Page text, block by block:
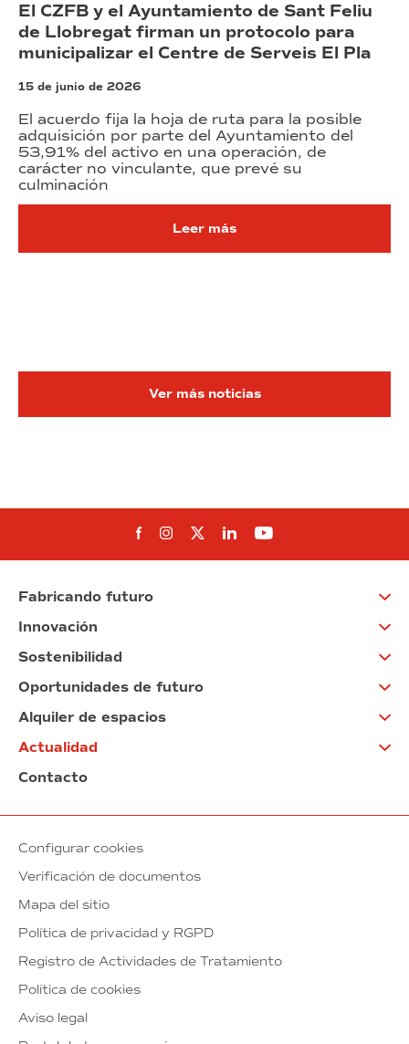
El CZFB y el Ayuntamiento de Sant Feliu
de Llobregat firman un protocolo para
municipalizar el Centre de Serveis El Pla
15 de junio de 2026
El acuerdo fija la hoja de ruta para la posible
adquisición por parte del Ayuntamiento del
53,91% del activo en una operación, de
carácter no vinculante, que prevé su
culminación
Leer más
Ver más noticias
Síguenos en Facebook
Síguenos en Instagram
Síguenos en Twitter
Síguenos en Linkedin
Síguenos en
Fabricando futuro
Innovación
Sostenibilidad
Oportunidades de futuro
Alquiler de espacios
Actualidad
Contacto
Configurar cookies
Verificación de documentos
Mapa del sitio
Política de privacidad y RGPD
Registro de Actividades de Tratamiento
Política de cookies
Aviso legal